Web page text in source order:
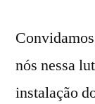
nós nessa
instalação